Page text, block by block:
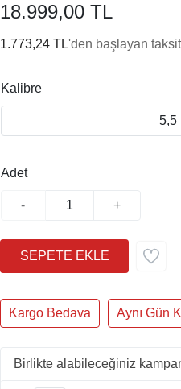
18.999,00 TL
1.773,24 TL'den başlayan
Kalibre
5,5
Adet
- +
Kargo Bedava Aynı Gün
Birlikte alabileceğiniz